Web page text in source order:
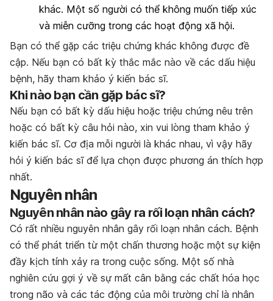
khác. Một số người có thể không muốn tiếp xúc
và miễn cưỡng trong các hoạt động xã hội.
Bạn có thể gặp các triệu chứng khác không được đề
cập. Nếu bạn có bất kỳ thắc mắc nào về các dấu hiệu
bệnh, hãy tham khảo ý kiến bác sĩ.
Khi nào bạn cần gặp bác sĩ?
Nếu bạn có bất kỳ dấu hiệu hoặc triệu chứng nêu trên
hoặc có bất kỳ câu hỏi nào, xin vui lòng tham khảo ý
kiến bác sĩ. Cơ địa mỗi người là khác nhau, vì vậy hãy
hỏi ý kiến bác sĩ để lựa chọn được phương án thích hợp
nhất.
Nguyên nhân
Nguyên nhân nào gây ra rối loạn nhân cách?
Có rất nhiều nguyên nhân gây rối loạn nhân cách. Bệnh
có thể phát triển từ một chấn thương hoặc một sự kiện
đầy kịch tính xảy ra trong cuộc sống. Một số nhà
nghiên cứu gợi ý về sự mất cân bằng các chất hóa học
trong não và các tác động của môi trường chỉ là nhân